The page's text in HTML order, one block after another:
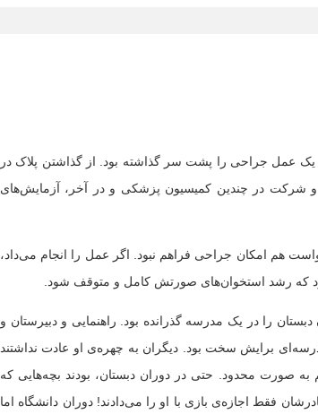
یک عمل جراحی را پشت سر گذاشته بود. از گذاشتن پلاک در
و شرکت در چندین کمیسیون پزشکی و در آخر، آزمایش‌های
هم امکان جراحی فراهم نبود. اگر عمل را انجام می‌داد،
که رشد استخوان‌های صورتش کامل و متوقف شود.
بود. دوران دبستان را در یک مدرسه گذرانده بود. راهنمایی و دبیرستان و
برایش سخت بود. دیگران به چهره‌ی او عادت نداشتند
صورت محدود. حتی در دوران دبستان، بودند بچه‌هایی که
فقط اجازه‌ی بازی با او را می‌دادند! دوران دانشگاه اما